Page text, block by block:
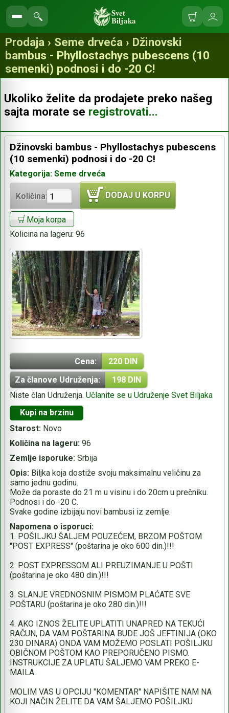
Pretraga
prodavnice
Svet
Biljaka Korpa
se
Prodaja › Seme drveća › Džinovski
bambus - Phyllostachys pubescens (10
semenki) podnosi i do -20 C!
Ukoliko želite da prodajete preko našeg
sajta morate se registrovati...
Džinovski bambus - Phyllostachys pubescens
(10 semenki) podnosi i do -20 C!
Kategorija: Seme drveća
Količina: DODAJ U KORPU
Moja korpa
Kolicina na lageru: 96
Cena:
220 DIN
Za članove Udruženja:
198 DIN
Niste član Udruženja. Učlanite se u Udruženje Svet Biljaka
Kupi na brzinu
Starost: Novo
Količina na lageru: 96
Zemlje isporuke: Srbija
Opis: Biljka koja dostiže svoju maksimalnu veličinu za
samo jednu godinu.
Može da poraste do 21 m u visinu i do 20cm u prečniku.
Podnosi i do -20 C.
Svake godine izbijaju novi bambusi iz zemlje.
Napomena o isporuci:
1. POŠILJKU ŠALJEM POUZEĆEM, BRZOM POŠTOM
"POST EXPRESS" (poštarina je oko 600 din.)!!!
2. POST EXPRESSOM ALI PREUZIMANJE U POŠTI
(poštarina je oko 480 din.)!!!
3. SLANJE VREDNOSNIM PISMOM PLAĆATE SVE
POŠTARU (poštarina je oko 280 din.)!!!
4. AKO IZNOS ŽELITE UPLATITI UNAPRED NA TEKUĆI
RAČUN, DA VAM POŠTARINA BUDE JOŠ JEFTINIJA (OKO
230 DINARA) ONDA VAM MOŽEMO POSLATI POŠILJKU
OBIČNOM POŠTOM KAO PREPORUČENO PISMO.
INSTRUKCIJE ZA UPLATU ŠALJEMO VAM PREKO E-
MAILA.
MOLIM VAS U OPCIJU "KOMENTAR" NAPIŠITE NAM NA
KOJI NAČIN ŽELITE DA VAM ŠALJEMO POŠILJKU